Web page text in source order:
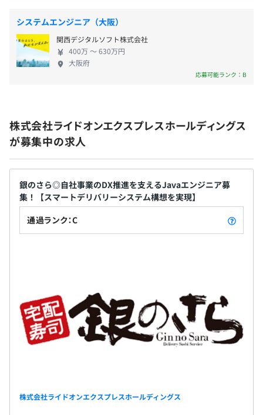
システムエンジニア（大阪）
関西デジタルソフト株式会社
400万 〜 630万円
大阪府
応募可能ランク：B
株式会社ライドオンエクスプレスホールディングス
が募集中の求人
銀のさら◎自社事業のDX推進を支えるJavaエンジニア募
集！【スマートデリバリーシステム構想を実現】
通過ランク：C
株式会社ライドオンエクスプレスホールディングス